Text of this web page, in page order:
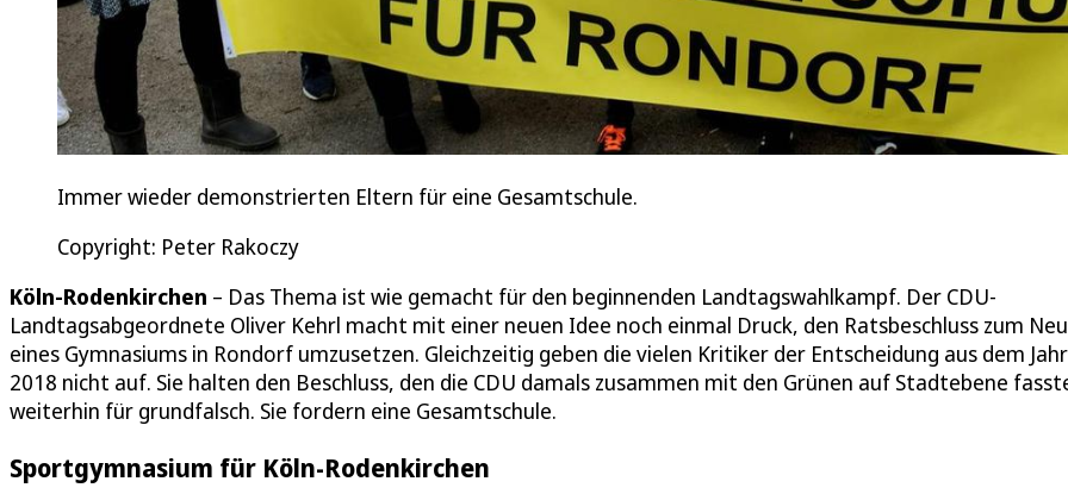
Immer wieder demonstrierten Eltern für eine Gesamtschule.
Copyright: Peter Rakoczy
Köln-Rodenkirchen – Das Thema ist wie gemacht für den beginnenden Landtagswahlkampf. Der CDU-
Landtagsabgeordnete Oliver Kehrl macht mit einer neuen Idee noch einmal Druck, den Ratsbeschluss zum
eines Gymnasiums in Rondorf umzusetzen. Gleichzeitig geben die vielen Kritiker der Entscheidung aus dem Jahr
2018 nicht auf. Sie halten den Beschluss, den die CDU damals zusammen mit den Grünen auf Stadtebene
weiterhin für grundfalsch. Sie fordern eine Gesamtschule.
Sportgymnasium für Köln-Rodenkirchen